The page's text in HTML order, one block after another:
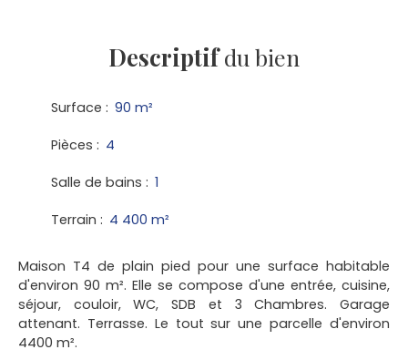
Descriptifdu bien
Surface : 90 m²
Pièces : 4
Salle de bains : 1
Terrain : 4 400 m²
Maison T4 de plain pied pour une surface habitable
d'environ 90 m². Elle se compose d'une entrée, cuisine,
séjour, couloir, WC, SDB et 3 Chambres. Garage
attenant. Terrasse. Le tout sur une parcelle d'environ
4400 m².